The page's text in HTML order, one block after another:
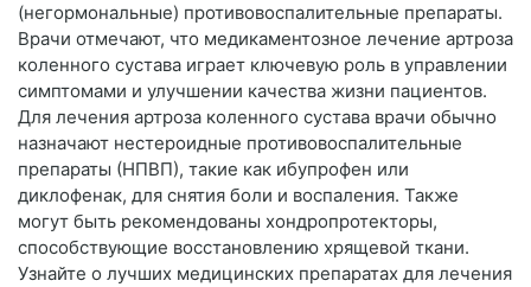
(негормональные) противовоспалительные препараты.
Врачи отмечают, что медикаментозное лечение артроза
коленного сустава играет ключевую роль в управлении
симптомами и улучшении качества жизни пациентов.
Для лечения артроза коленного сустава врачи обычно
назначают нестероидные противовоспалительные
препараты (НПВП), такие как ибупрофен или
диклофенак, для снятия боли и воспаления. Также
могут быть рекомендованы хондропротекторы,
способствующие восстановлению хрящевой ткани.
Узнайте о лучших медицинских препаратах для лечения